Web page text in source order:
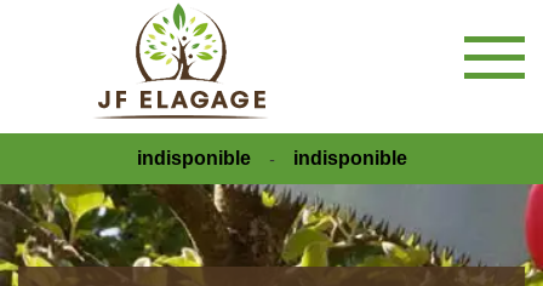
indisponible - indisponible